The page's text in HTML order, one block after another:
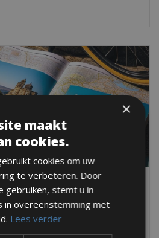
Fiets huren
huren. Reserveringen moeten
worden ingediend,
×
maakt
cookies.
cookies om uw
te verbeteren. Door
gebruiken, stemt u in
in overeenstemming met
Lees verder